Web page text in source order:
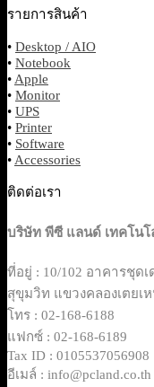
รายการสินค้า
• Desktop / AIO
• Notebook
• Apple
• Monitor
• UPS
• Printer
• Software
• Accessories
ติดต่อเรา
บริษัท พีซี แลนด์ เทคโนโ
ที่อยู่ : 10/102 อาคารชุด
สุขุมวิท แขวงคลองเตยเ
โทร : 02-168-6188
แฟกซ์ : 02-168-6189
Tax ID : 0105537056908
อีเมล์ : info@pcland.co.th